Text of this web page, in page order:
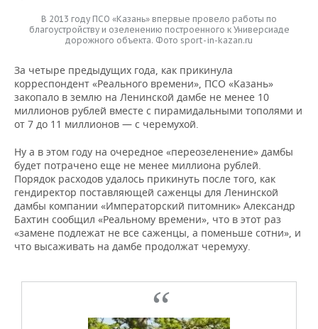
В 2013 году ПСО «Казань» впервые провело работы по
благоустройству и озеленению построенного к Универсиаде
дорожного объекта. Фото sport-in-kazan.ru
За четыре предыдущих года, как прикинула
корреспондент «Реального времени», ПСО «Казань»
закопало в землю на Ленинской дамбе не менее 10
миллионов рублей вместе с пирамидальными тополями и
от 7 до 11 миллионов — с черемухой.
Ну а в этом году на очередное «переозеленение» дамбы
будет потрачено еще не менее миллиона рублей.
Порядок расходов удалось прикинуть после того, как
гендиректор поставляющей саженцы для Ленинской
дамбы компании «Императорский питомник» Александр
Бахтин сообщил «Реальному времени», что в этот раз
«замене подлежат не все саженцы, а поменьше сотни», и
что высаживать на дамбе продолжат черемуху.